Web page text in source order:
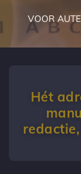
VOOR
Hét